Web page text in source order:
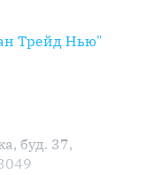
Трейд Нью"
буд. 37,